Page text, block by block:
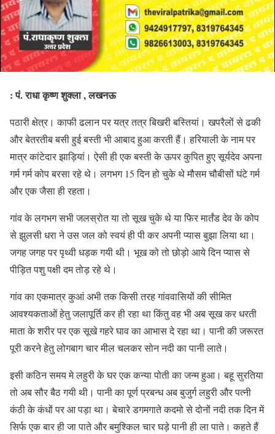
: पं. राधा कृष्ण शुक्ला , लखनऊ
पठारी क्षेत्र। काफी ढलान पर यत्र तत्र बिखरी बस्तियां। खपरैलों से ढकी
और बेतरतीब बसी हुई बस्ती भी आबाद हुआ करती हैं। हरियाली के नाम पर
मात्र कांटेदार झाड़ियां। ऐसी ही एक बस्ती के ऊपर कुपित हुए सूर्यदेव अपना
गर्म गर्म कोप बरसा रहे थे। लगभग 15 दिन हो चुके थे मौसम चौबीसों घंटे गर्म
और एक जैसा ही रहता।
गांव के लगभग सभी जलस्रोत या तो सूख चुके थे या फिर मार्तंड देव के कोप
से झुलसी धरा ने उस जल को स्वयं ही पी कर अपनी प्यास बुझा लिया था।
जगह जगह पर पृथ्वी धड़क गयी थी। भूख को तो छोड़ो आये दिन प्यास से
पीड़ित पशु पक्षी दम तोड़ रहे थे।
गांव का एकमात्र कुआं अभी तक किसी तरह गांववासियों की सीमित
आवश्यकताओं हेतु जलापूर्ति कर ही रहा था किंतु वह भी अब सूख कर धरती
माता के शरीर पर एक सूखे गहरे घाव का आभास दे रहा था। पानी की जरूरत
पूरी करने हेतु लोगबाग चार मील चलकर सोन नदी का पानी लाते।
इसी कठिन समय मे लहुरी के घर एक कन्या पोती का जन्म हुआ। बहू सुरतिया
तो अब सौर बैठ गयी थी। पानी का पूर्ण प्रबन्ध अब बुजुर्ग लहुरी और पत्नी
कंठी के कंधों पर आ पड़ा था। बेचारे डगमगाते कदमो से दोनों नदी तक दिन में
सिर्फ एक बार ही जा पाते और बमुश्किल चार घड़े पानी ही ला पाते। कहते हैं